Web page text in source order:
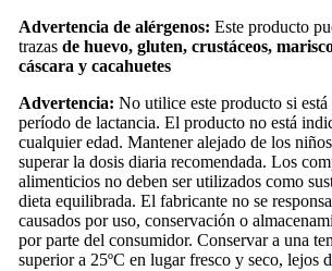
Advertencia de alérgenos: Este producto
trazasde huevo, gluten, crustáceos,
cáscara y cacahuetes
Advertencia: No utilice este producto si está
período de lactancia. El producto no está
cualquier edad. Mantener alejado de los
superar la dosis diaria recomendada. Los
alimenticios no deben ser utilizados como
dieta equilibrada. El fabricante no se
causados por uso, conservación o
por parte del consumidor. Conservar a una
superior a 25ºC en lugar fresco y seco, lejos